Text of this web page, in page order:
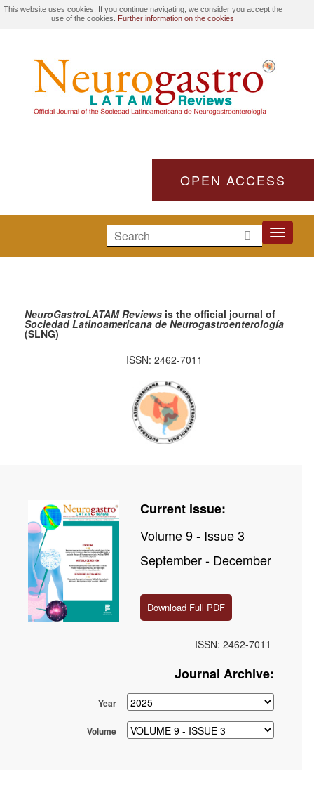
This website uses cookies. If you continue navigating, we consider you accept the
use of the cookies. Further information on the cookies
OPEN ACCESS
Toggle
NeuroGastroLATAM Reviews is the official journal of
Sociedad Latinoamericana de Neurogastroenterología
(SLNG)
ISSN: 2462-7011
Current issue:
Volume 9 - Issue 3
September - December
Download Full PDF
ISSN: 2462-7011
Journal Archive:
Year
Volume